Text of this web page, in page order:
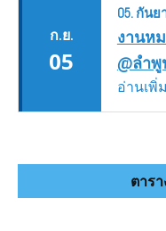
ก.ย.
05
05. กันย
งานห
@ลำ
อ่านเพิ่
ตาร